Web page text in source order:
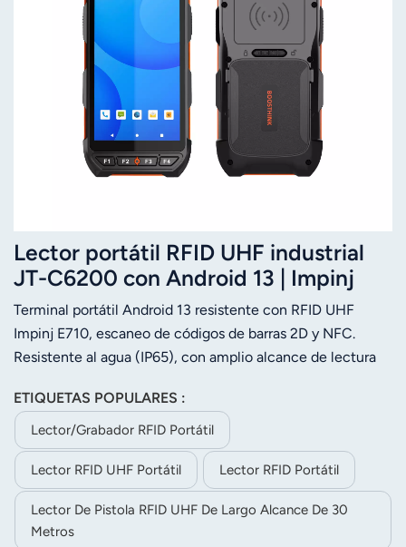
Lector portátil RFID UHF industrial
JT-C6200 con Android 13 | Impinj
E710 | IP65 | Código de barras 2D |
NFC
Terminal portátil Android 13 resistente con RFID UHF
Impinj E710, escaneo de códigos de barras 2D y NFC.
Resistente al agua (IP65), con amplio alcance de lectura
ETIQUETAS POPULARES :
Lector/grabador RFID Portátil
Lector RFID UHF Portátil Lector RFID Portátil
Lector De Pistola RFID UHF De Largo Alcance De 30
Metros